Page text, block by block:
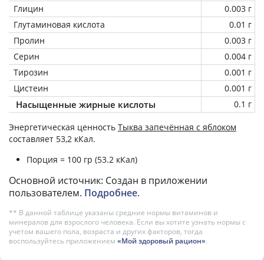
Глицин
0.003 г
Глутаминовая кислота
0.01 г
Пролин
0.003 г
Серин
0.004 г
Тирозин
0.001 г
Цистеин
0.001 г
Насыщенные жирные кислоты 0.1 г
Энергетическая ценность Тыква запечённая с яблоком
составляет 53,2 кКал.
Порция = 100 гр (53.2 кКал)
Основной источник: Создан в приложении
пользователем. Подробнее.
** В данной таблице указаны средние нормы витаминов и
минералов для взрослого человека. Если вы хотите узнать нормы с
учетом вашего пола, возраста и других факторов, тогда
воспользуйтесь приложением «Мой здоровый рацион».